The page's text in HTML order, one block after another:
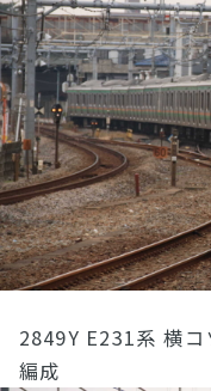
2849Y E231系 横
編成